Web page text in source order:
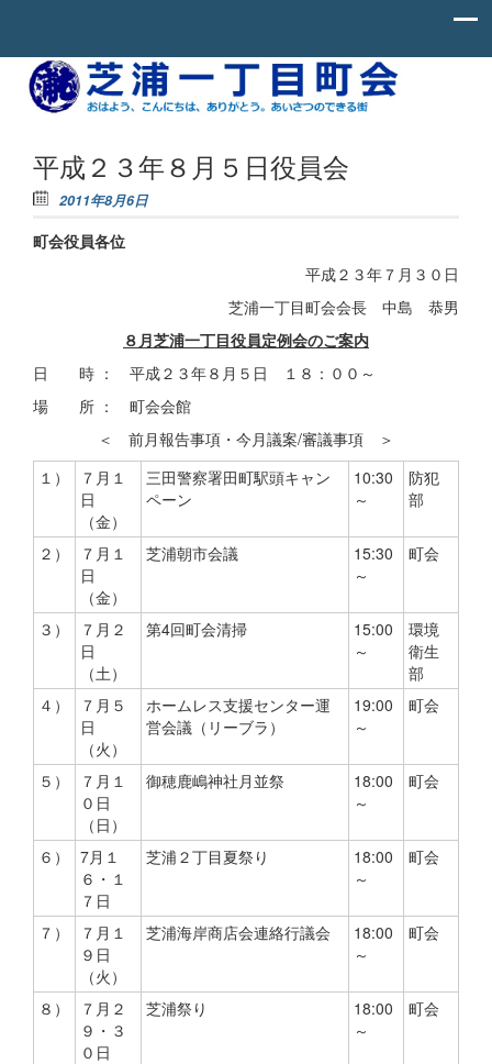
Skip to content
芝
一
丁
町
お
は
よ
こ
ん
に
ち
あ
さ
つ
の
で
街。
平成２３年８月５日役員会
2011年8月6日
町会役員各位
平成２３年７月３０日
芝浦一丁目町会会長 中島 恭男
８月芝浦一丁目役員定例会のご案内
日 時 ： 平成２３年８月５日 １８：００～
場 所 ： 町会会館
＜ 前月報告事項・今月議案/審議事項 ＞
１）
７月１
日
（金）
三田警察署田町駅頭キャン
ペーン
10:30
～
防犯
部
２）
７月１
日
（金）
芝浦朝市会議
15:30
～
町会
３）
７月２
日
（土）
第4回町会清掃
15:00
～
環境
衛生
部
４）
７月５
日
（火）
ホームレス支援センター運
営会議（リーブラ）
19:00
～
町会
５）
７月１
０日
（日）
御穂鹿嶋神社月並祭
18:00
～
町会
６）
7月１
６・１
７日
芝浦２丁目夏祭り
18:00
～
町会
７）
７月１
９日
（火）
芝浦海岸商店会連絡行議会
18:00
～
町会
８）
７月２
９・３
０日
芝浦祭り
18:00
～
町会